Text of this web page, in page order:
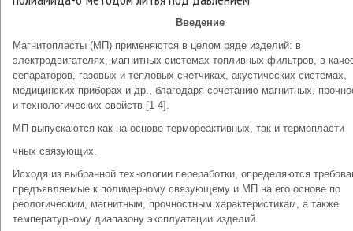
Введение
Магнитопласты (МП) применяются в целом ряде изделий: в
электродвигателях, магнитных системах топливных фильтров, в
сепараторов, газовых и тепловых счетчиках, акустических системах,
медицинских приборах и др., благодаря сочетанию магнитных,
и технологических свойств [1-4].
МП выпускаются как на основе термореактивных, так и термопласти
чных связующих.
Исходя из выбранной технологии переработки, определяются
предъявляемые к полимерному связующему и МП на его основе по
реологическим, магнитным, прочностным характеристикам, а также
температурному диапазону эксплуатации изделий.